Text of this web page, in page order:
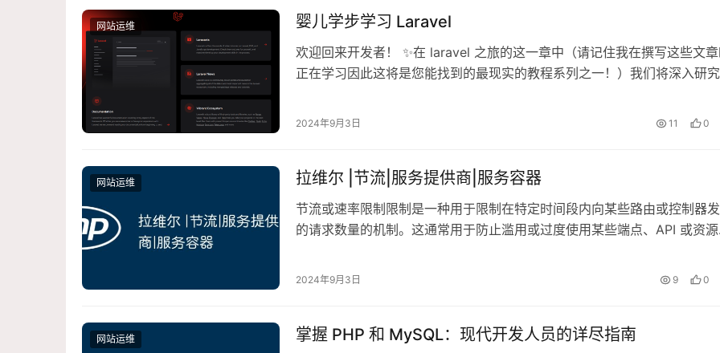
网站运维 婴儿学步学习 Laravel
欢迎回来开发者！ ✨在 laravel 之旅的这一章中（请记住我在撰写这些文
正在学习因此这将是您能找到的最现实的教程系列之一！）我们将深入研究
2024年9月3日 11 0
网站运维 拉维尔 |节流|服务提供商|服务容器
节流或速率限制限制是一种用于限制在特定时间段内向某些路由或控制器
的请求数量的机制。这通常用于防止滥用或过度使用某些端点、API 或资源
2024年9月3日 9 0
网站运维 掌握 PHP 和 MySQL：现代开发人员的详尽指南